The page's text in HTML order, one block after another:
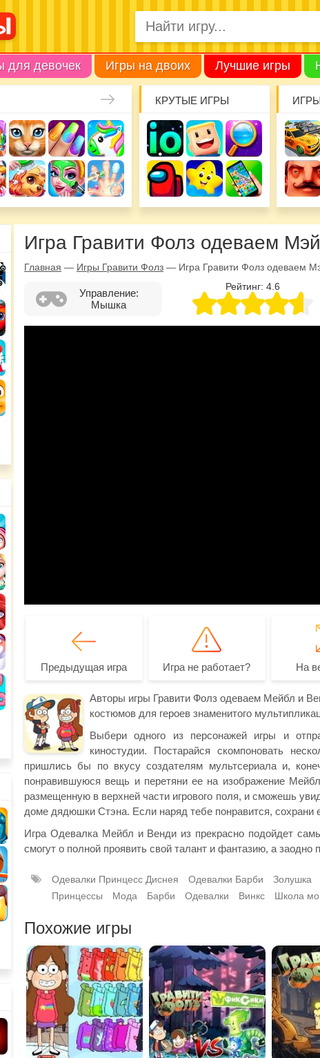
для девочек Игры на двоих Лучшие игры
КРУТЫЕ ИГРЫ
Игра Гравити Фолз одеваем
Главная — Игры Гравити Фолз — Игра Гравити Фолз одеваем
Управление:
Мышка
Рейтинг: 4.6
Предыдущая игра Игра не работает? На
Авторы игры Гравити Фолз одеваем Мейбл и
костюмов для героев знаменитого
Выбери одного из персонажей игры и
киностудии. Постарайся скомпоновать
пришлись бы по вкусу создателям мультсериала и,
понравившуюся вещь и перетяни ее на изображение
размещенную в верхней части игрового поля, и сможешь
доме дядюшки Стэна. Если наряд тебе понравится, сохрани
Игра Одевалка Мейбл и Венди из прекрасно подойдет
смогут о полной проявить свой талант и фантазию, а
Одевалки Принцесс Диснея Одевалки Барби Золушка
Принцессы
Мода Барби Одевалки Винкс Школа
Похожие игры